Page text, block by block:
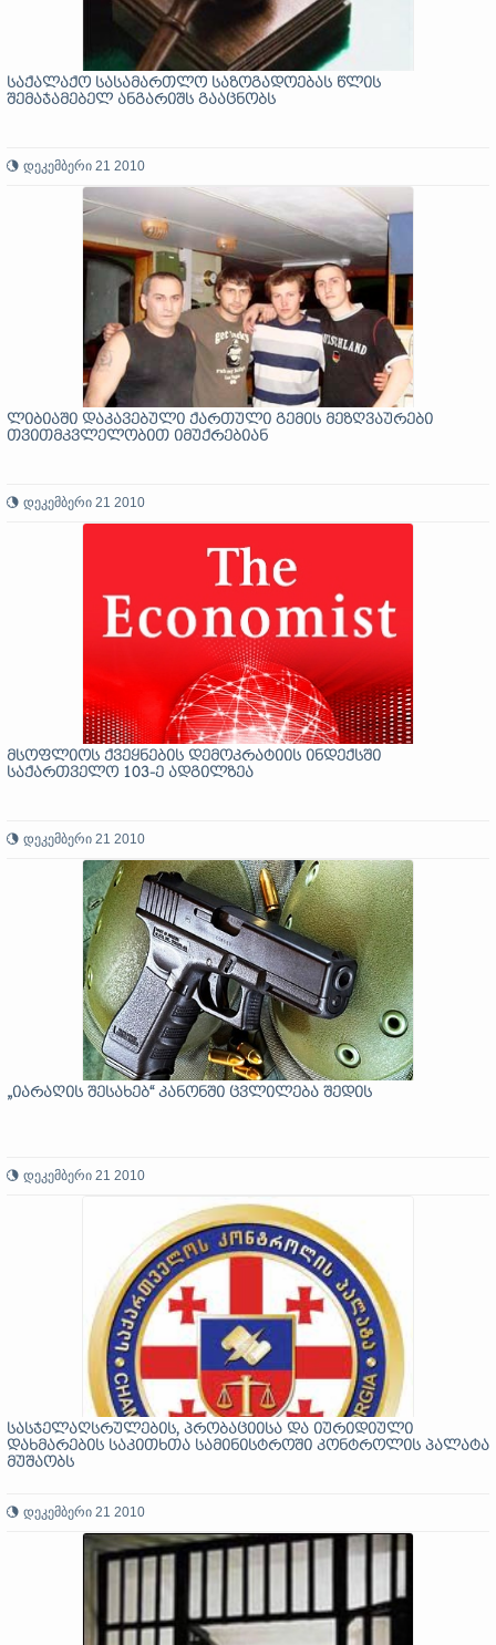
საქალაქო სასამართლო საზოგადოებას წლის
შემაჯამებელ ანგარიშს გააცნობს
დეკემბერი 21 2010
ლიბიაში დაკავებული ქართული გემის მეზღვაურები
თვითმკვლელობით იმუქრებიან
დეკემბერი 21 2010
მსოფლიოს ქვეყნების დემოკრატიის ინდექსში
საქართველო 103-ე ადგილზეა
დეკემბერი 21 2010
„იარაღის შესახებ“ კანონში ცვლილება შედის
დეკემბერი 21 2010
სასჯელაღსრულების, პრობაციისა და იურიდიული
დახმარების საკითხთა სამინისტროში კონტროლის პალატა
მუშაობს
დეკემბერი 21 2010